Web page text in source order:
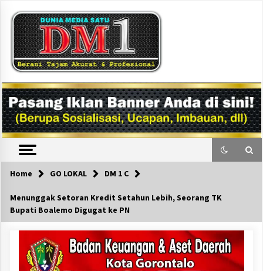
content
DM1
Home GO LOKAL DM 1 C
Menunggak Setoran Kredit Setahun Lebih, Seorang TK
Bupati Boalemo Digugat ke PN